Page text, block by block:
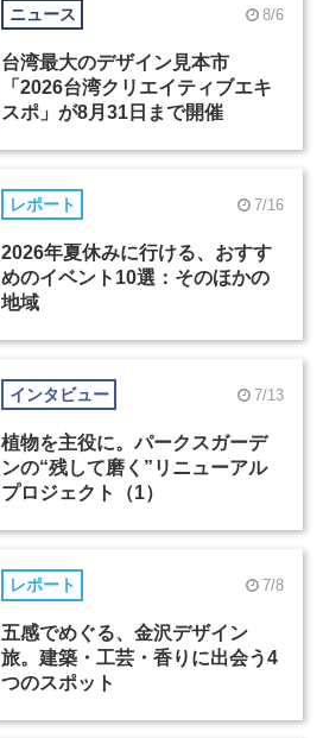
ニュース 8/6
台湾最大のデザイン見本市
「2026台湾クリエイティブエキ
スポ」が8月31日まで開催
レポート 7/16
2026年夏休みに行ける、おすす
めのイベント10選：そのほかの
地域
インタビュー 7/13
植物を主役に。パークスガーデ
ンの“残して磨く”リニューアル
プロジェクト（1）
レポート 7/8
五感でめぐる、金沢デザイン
旅。建築・工芸・香りに出会う4
つのスポット